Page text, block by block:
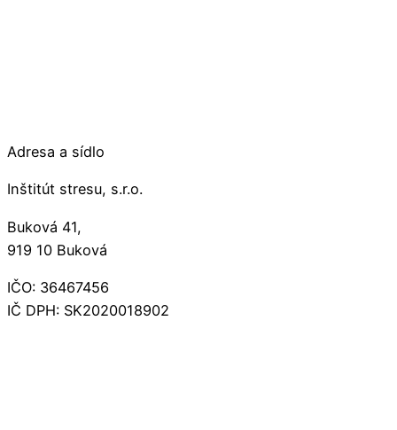
Adresa a sídlo
Inštitút stresu, s.r.o.
Buková 41,
919 10 Buková
IČO: 36467456
IČ DPH: SK2020018902